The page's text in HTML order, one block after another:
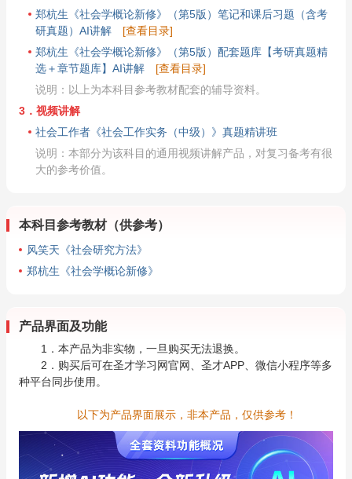
郑杭生《社会学概论新修》（第5版）笔记和课后习题（含考
研真题）AI讲解
[查看目录]
郑杭生《社会学概论新修》（第5版）配套题库【考研真题精
选＋章节题库】AI讲解
[查看目录]
说明：以上为本科目参考教材配套的辅导资料。
3．视频讲解
社会工作者《社会工作实务（中级）》真题精讲班
说明：本部分为该科目的通用视频讲解产品，对复习备考有很
大的参考价值。
本科目参考教材（供参考）
风笑天《社会研究方法》
郑杭生《社会学概论新修》
产品界面及功能
1．本产品为非实物，一旦购买无法退换。
2．购买后可在圣才学习网官网、圣才APP、微信小程序等多
种平台同步使用。
以下为产品界面展示，非本产品，仅供参考！